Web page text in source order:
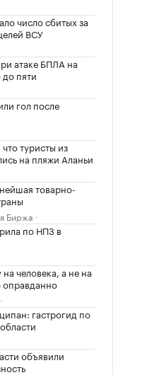
число сбитых за
ВСУ
атаке БПЛА на
пяти
гол после
туристы из
на пляжи Аланьи
товарно-
Биржа
по НПЗ в
на человека, а не на
оправданно
гастрогид по
объявили